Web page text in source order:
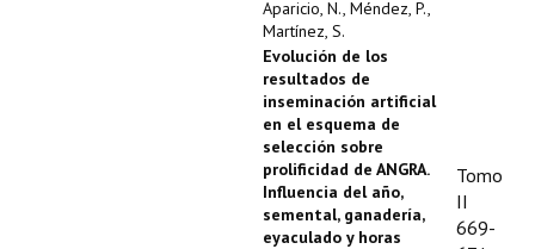
Aparicio, N., Méndez, P.,
Martínez, S.
Evolución de los
resultados de
inseminación artificial
en el esquema de
selección sobre
prolificidad de ANGRA.
Influencia del año,
semental, ganadería,
eyaculado y horas
Tomo
II
669-